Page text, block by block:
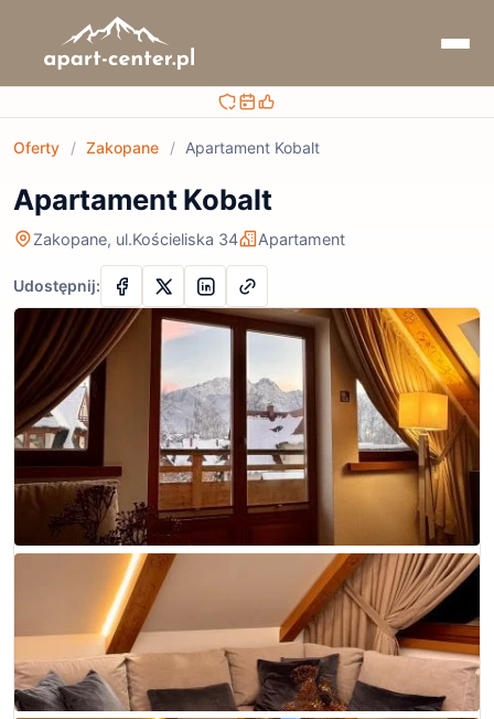
Bezpieczna rezerwacja
Sprawdzaj terminy i ceny
Obsługa przed i po rezerwacji
Oferty / Zakopane / Apartament Kobalt
Apartament Kobalt
Zakopane, ul.Kościeliska 34 Apartament
Udostępnij: